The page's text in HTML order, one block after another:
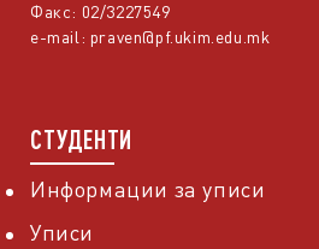
Факс: 02/3227549
e-mail: praven@pf.ukim.edu.mk
СТУДЕНТИ
Информации за уписи
Уписи